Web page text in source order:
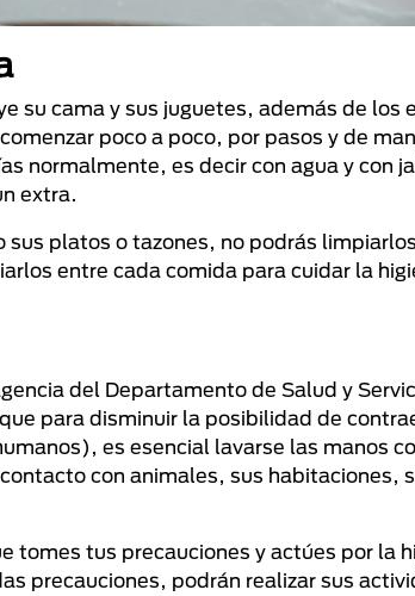
su cama y sus juguetes, además de los
poco a poco, por pasos y de
normalmente, es decir con agua y con
extra.
platos o tazones, no podrás
entre cada comida para cuidar la
del Departamento de Salud y
para disminuir la posibilidad de
es esencial lavarse las manos
con animales, sus habitaciones,
tomes tus precauciones y actúes por la
precauciones, podrán realizar sus